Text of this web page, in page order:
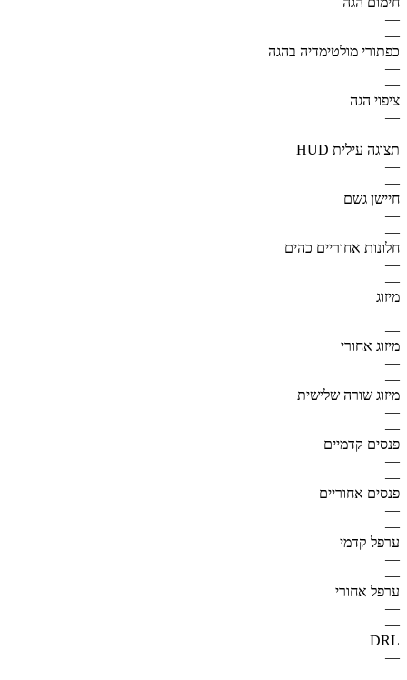
—
—
כפתורי מולטימדיה בהגה
—
—
ציפוי הגה
—
—
תצוגה עילית HUD
—
—
חיישן גשם
—
—
חלונות אחוריים כהים
—
—
מיזוג
—
—
מיזוג אחורי
—
—
מיזוג שורה שלישית
—
—
פנסים קדמיים
—
—
פנסים אחוריים
—
—
ערפל קדמי
—
—
ערפל אחורי
—
—
DRL
—
—